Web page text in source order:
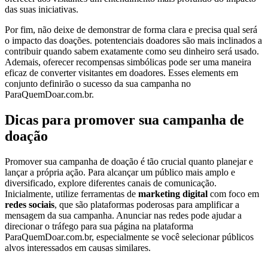
das suas iniciativas.
Por fim, não deixe de demonstrar de forma clara e precisa qual será
o impacto das doações. potentenciais doadores são mais inclinados a
contribuir quando sabem exatamente como seu dinheiro será usado.
Ademais, oferecer recompensas simbólicas pode ser uma maneira
eficaz de converter visitantes em doadores. Esses elements em
conjunto definirão o sucesso da sua campanha no
ParaQuemDoar.com.br.
Dicas para promover sua campanha de
doação
Promover sua campanha de doação é tão crucial quanto planejar e
lançar a própria ação. Para alcançar um público mais amplo e
diversificado, explore diferentes canais de comunicação.
Inicialmente, utilize ferramentas de marketing digital com foco em
redes sociais, que são plataformas poderosas para amplificar a
mensagem da sua campanha. Anunciar nas redes pode ajudar a
direcionar o tráfego para sua página na plataforma
ParaQuemDoar.com.br, especialmente se você selecionar públicos
alvos interessados em causas similares.